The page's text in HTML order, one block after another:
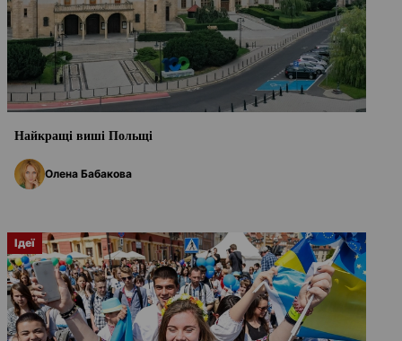
Найкращі виші Польщі
Олена Бабакова
Ідеї